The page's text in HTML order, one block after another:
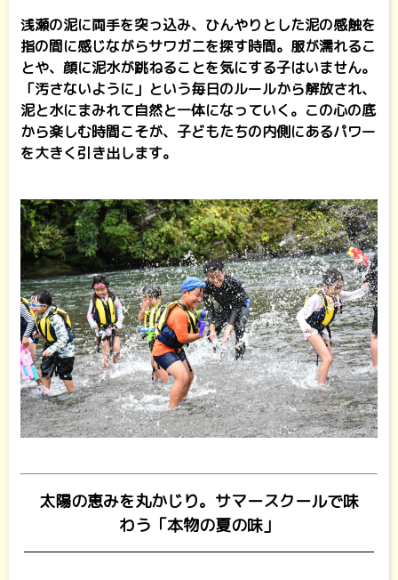
浅瀬の泥に両手を突っ込み、ひんやりとした泥の感触を
指の間に感じながらサワガニを探す時間。服が濡れるこ
とや、顔に泥水が跳ねることを気にする子はいません。
「汚さないように」という毎日のルールから解放され、
泥と水にまみれて自然と一体になっていく。この心の底
から楽しむ時間こそが、子どもたちの内側にあるパワー
を大きく引き出します。
太陽の恵みを丸かじり。サマースクールで味
わう「本物の夏の味」